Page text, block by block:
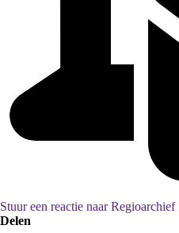
Stuur een reactie naar Regioarchief
Delen